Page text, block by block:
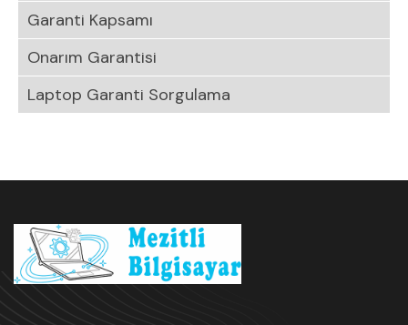
Garanti Kapsamı
Onarım Garantisi
Laptop Garanti Sorgulama